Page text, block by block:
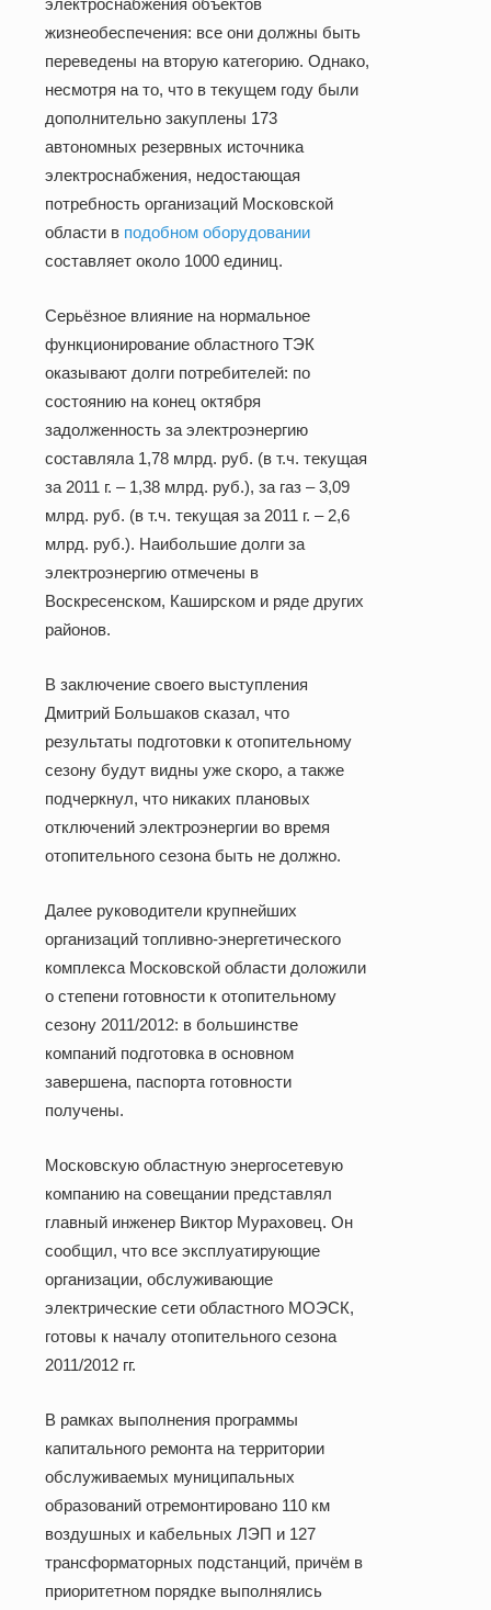
электроснабжения объектов
жизнеобеспечения: все они должны быть
переведены на вторую категорию. Однако,
несмотря на то, что в текущем году были
дополнительно закуплены 173
автономных резервных источника
электроснабжения, недостающая
потребность организаций Московской
области в подобном оборудовании
составляет около 1000 единиц.
Серьёзное влияние на нормальное
функционирование областного ТЭК
оказывают долги потребителей: по
состоянию на конец октября
задолженность за электроэнергию
составляла 1,78 млрд. руб. (в т.ч. текущая
за2011 г. – 1,38 млрд. руб.), за газ – 3,09
млрд. руб. (в т.ч. текущая за2011 г. – 2,6
млрд. руб.). Наибольшие долги за
электроэнергию отмечены в
Воскресенском, Каширском и ряде других
районов.
В заключение своего выступления
Дмитрий Большаков сказал, что
результаты подготовки к отопительному
сезону будут видны уже скоро, а также
подчеркнул, что никаких плановых
отключений электроэнергии во время
отопительного сезона быть не должно.
Далее руководители крупнейших
организаций топливно-энергетического
комплекса Московской области доложили
о степени готовности к отопительному
сезону 2011/2012: в большинстве
компаний подготовка в основном
завершена, паспорта готовности
получены.
Московскую областную энергосетевую
компанию на совещании представлял
главный инженер Виктор Мураховец. Он
сообщил, что все эксплуатирующие
организации, обслуживающие
электрические сети областного МОЭСК,
готовы к началу отопительного сезона
2011/2012 гг.
В рамках выполнения программы
капитального ремонта на территории
обслуживаемых муниципальных
образований отремонтировано 110 км
воздушных и кабельных ЛЭП и 127
трансформаторных подстанций, причём в
приоритетном порядке выполнялись